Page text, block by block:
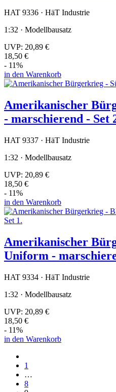
HAT 9336 · HäT Industrie
1:32 · Modellbausatz
UVP: 20,89 €
18,50 €
- 11%
in den Warenkorb
Amerikanischer
- marschierend - Set
HAT 9337 · HäT Industrie
1:32 · Modellbausatz
UVP: 20,89 €
18,50 €
- 11%
in den Warenkorb
Amerikanischer
Uniform -
HAT 9334 · HäT Industrie
1:32 · Modellbausatz
UVP: 20,89 €
18,50 €
- 11%
in den Warenkorb
1
…
8